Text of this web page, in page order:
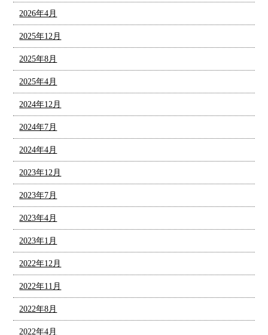
2026年4月
2025年12月
2025年8月
2025年4月
2024年12月
2024年7月
2024年4月
2023年12月
2023年7月
2023年4月
2023年1月
2022年12月
2022年11月
2022年8月
2022年4月